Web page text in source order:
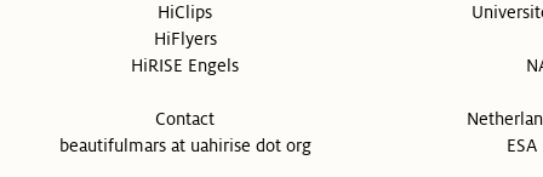
HiClips
HiFlyers
HiRISE Engels
Contact
beautifulmars at uahirise dot org